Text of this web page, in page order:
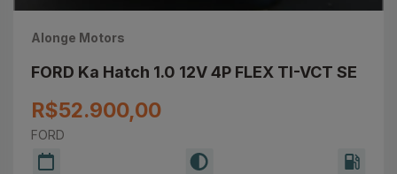
Alonge Motors
FORD Ka Hatch 1.0 12V 4P FLEX TI-VCT SE
R$52.900,00
FORD